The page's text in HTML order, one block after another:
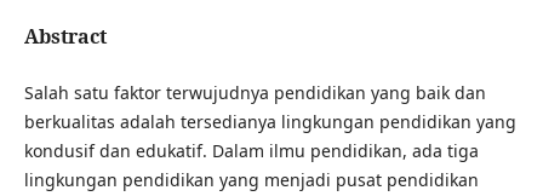
Abstract
Salah satu faktor terwujudnya pendidikan yang baik dan
berkualitas adalah tersedianya lingkungan pendidikan yang
kondusif dan edukatif. Dalam ilmu pendidikan, ada tiga
lingkungan pendidikan yang menjadi pusat pendidikan